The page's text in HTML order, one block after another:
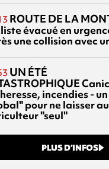
ROUTE DE LA
évacué en
une collision avec
UN ÉTÉ
incendies -
pour ne laisser
"seul"
PLUS D’INFOS